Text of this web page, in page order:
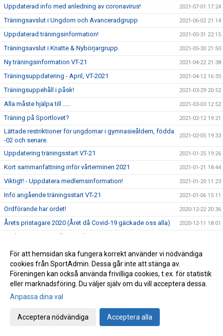
Uppdaterad info med anledning av coronavirus! 2021-07-01 17:24
Träningsavslut i Ungdom och Avanceradgrupp 2021-06-02 21:14
Uppdaterad träningsinformation! 2021-05-31 22:15
Träningsavslut i Knatte & Nybörjargrupp. 2021-05-30 21:50
Ny träningsinformation VT-21 2021-04-22 21:38
Träningsuppdatering - April, VT-2021 2021-04-12 16:35
Träningsuppehåll i påsk! 2021-03-29 20:52
Alla måste hjälpa till ..... 2021-03-03 12:52
Träning på Sportlovet? 2021-02-12 19:21
Lättade restriktioner för ungdomar i gymnasieåldern, födda
-02 och senare.
2021-02-05 19:33
Uppdatering träningsstart VT-21 2021-01-25 19:26
Kort sammanfattning inför vårterminen 2021 2021-01-21 18:44
Viktigt! - Uppdatera medlemsinformation! 2021-01-20 11:23
Info angående träningsstart VT-21 2021-01-06 15:11
Ordförande har ordet! 2020-12-22 20:36
Årets pristagare 2020 (Året då Covid-19 gäckade oss alla) 2020-12-11 18:01
Avslutningsträning för Ungd.gruppen &
Avslutningsträning för Knatte och Nybörjargrupp! 2020-12-06 19:11
Terminsslutet är nära! 2020-12-05 10:55
Missa inte klubbens Träningsbingo! 2020-12-01 21:48
Ny uppdaterad info kring Covid-19 och vår träning HT-20!
Ny info angående träning och träningstider!
För att hemsidan ska fungera korrekt använder vi nödvändiga
cookies från SportAdmin. Dessa går inte att stänga av.
Föreningen kan också använda frivilliga cookies, t.ex. för statistik
eller marknadsföring. Du väljer själv om du vill acceptera dessa.
Anpassa dina val
Acceptera nödvändiga Acceptera alla